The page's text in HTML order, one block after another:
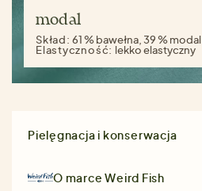
modal
Skład:61 % bawełna, 39 % modal
Elastyczność: lekko elastyczny
Pielęgnacja i konserwacja
O marceWeird Fish